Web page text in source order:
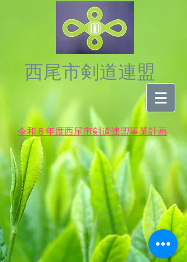
西尾市剣道連盟
令和８年度西尾市剣道連盟事業計画